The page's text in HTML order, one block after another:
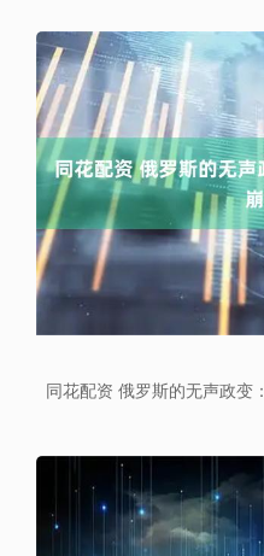
同花配资 俄罗斯的无声政变